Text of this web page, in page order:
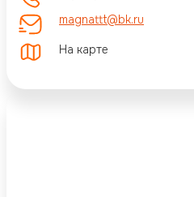
magnattt@bk.ru
На карте